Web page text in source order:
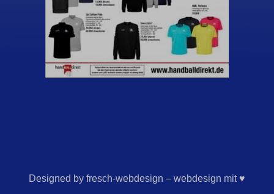
Designed by fresch-webdesign – webdesign mit ♥